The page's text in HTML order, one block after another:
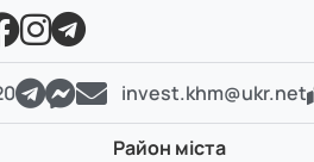
invest.khm@ukr.net
Район міста